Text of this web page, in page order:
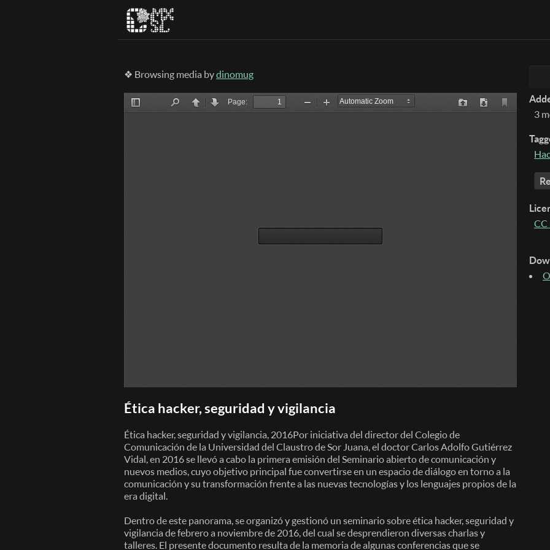
❖ Browsing media bydinomug
Ética hacker, seguridad y vigilancia
Ética hacker, seguridad y vigilancia, 2016Por iniciativa del director del Colegio de
Comunicación de la Universidad del Claustro de Sor Juana, el doctor Carlos Adolfo Gutiérrez
Vidal, en 2016 se llevó a cabo la primera emisión del Seminario abierto de comunicación y
nuevos medios, cuyo objetivo principal fue convertirse en un espacio de diálogo en torno a la
comunicación y su transformación frente a las nuevas tecnologías y los lenguajes propios de la
era digital.
Dentro de este panorama, se organizó y gestionó un seminario sobre ética hacker, seguridad y
vigilancia de febrero a noviembre de 2016, del cual se desprendieron diversas charlas y
talleres. El presente documento resulta de la memoria de algunas conferencias que se
3
CC